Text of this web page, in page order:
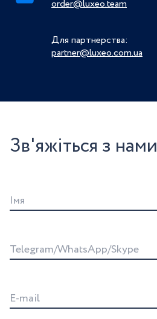
order@luxeo.team
Для партнерства:
partner@luxeo.com.ua
Зв'яжіться з нами
Iмя
Telegram/WhatsApp/Skype
E-mail